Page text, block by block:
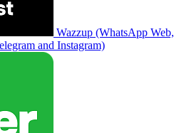
Wazzup (WhatsApp Web,
and Instagram)